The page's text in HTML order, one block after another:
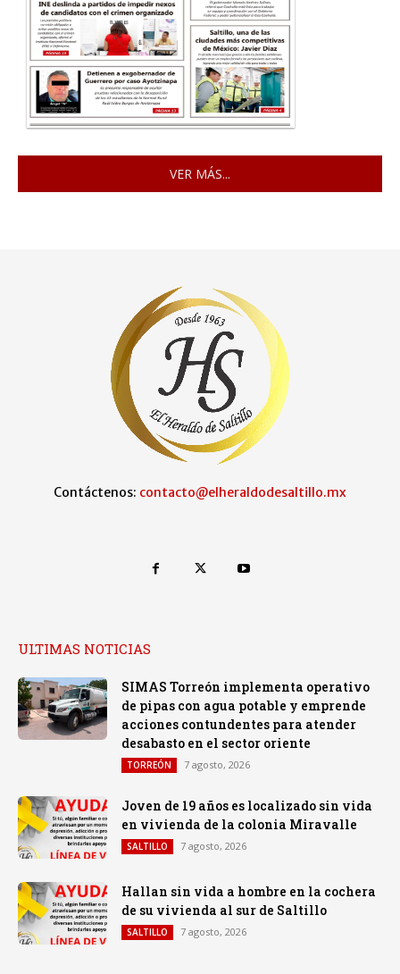
VER MÁS...
Contáctenos: contacto@elheraldodesaltillo.mx
ULTIMAS NOTICIAS
SIMAS Torreón implementa operativo
de pipas con agua potable y emprende
acciones contundentes para atender
desabasto en el sector oriente
TORREÓN 7 agosto, 2026
Joven de 19 años es localizado sin vida
en vivienda de la colonia Miravalle
SALTILLO 7 agosto, 2026
Hallan sin vida a hombre en la cochera
de su vivienda al sur de Saltillo
SALTILLO 7 agosto, 2026